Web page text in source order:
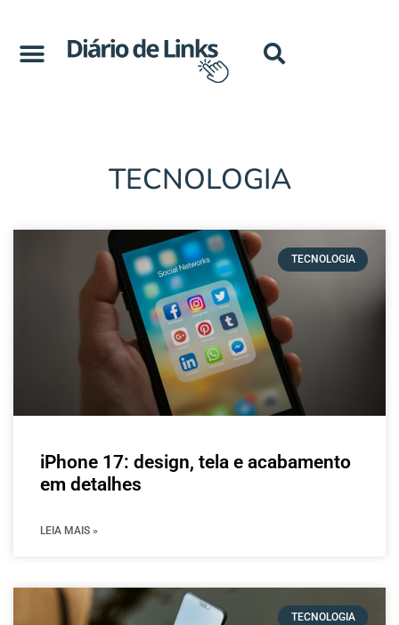
TECNOLOGIA
TECNOLOGIA
iPhone 17: design, tela e acabamento
em detalhes
LEIA MAIS »
TECNOLOGIA